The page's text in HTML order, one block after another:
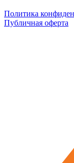
Политика
Публичная оферта